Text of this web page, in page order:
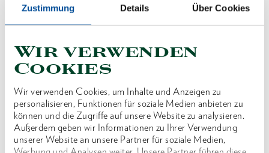
Zustimmung Details Über Cookies
Wir verwenden
Cookies
Wir verwenden Cookies, um Inhalte und Anzeigen zu
personalisieren, Funktionen für soziale Medien anbieten zu
können und die Zugriffe auf unsere Website zu analysieren.
Außerdem geben wir Informationen zu Ihrer Verwendung
unserer Website an unsere Partner für soziale Medien,
Produktbeschreibung
Pinne mit Nagelzieher
Bahn und Pinne blank geschliffen
Abgerundete Kanten